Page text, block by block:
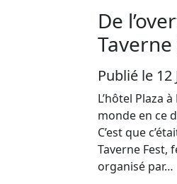
De
Taverne
Publié le 12
L’hôtel Plaza
monde en ce
C’est que
Taverne Fest,
organisé par…